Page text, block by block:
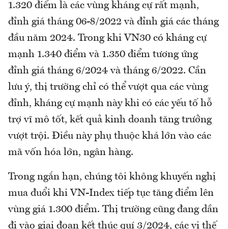
1.320 điểm là các vùng kháng cự rất mạnh,
đỉnh giá tháng 06-8/2022 và đỉnh giá các tháng
đầu năm 2024. Trong khi VN30 có kháng cự
mạnh 1.340 điểm và 1.350 điểm tương ứng
đỉnh giá tháng 6/2024 và tháng 6/2022. Cần
lưu ý, thị trường chỉ có thể vượt qua các vùng
đỉnh, kháng cự mạnh này khi có các yếu tố hỗ
trợ vĩ mô tốt, kết quả kinh doanh tăng trưởng
vượt trội. Điều này phụ thuộc khá lớn vào các
mã vốn hóa lớn, ngân hàng.
Trong ngắn hạn, chúng tôi không khuyến nghị
mua đuổi khi VN-Index tiếp tục tăng điểm lên
vùng giá 1.300 điểm. Thị trường cũng đang dần
đi vào giai đoạn kết thúc quí 3/2024, các vị thế